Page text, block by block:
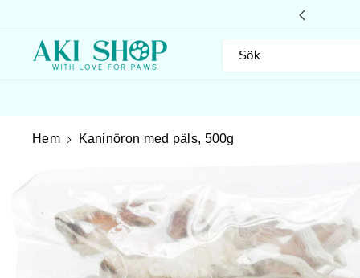
Sök
Hem
Kaninöron med päls, 500g
Produktinformation